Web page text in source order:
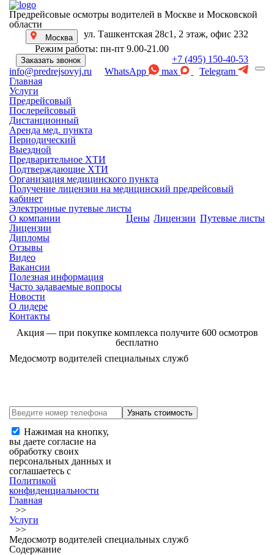
Предрейсовые осмотры водителей в Москве и Московской
области
Москва
ул. Ташкентская 28с1, 2 этаж, офис 232
Режим работы: пн-пт 9.00-21.00
Заказать звонок
info@predrejsovyj.ru
+7 (495) 150-40-53
WhatsApp
max
Telegram
Главная
Услуги
Предрейсовый
Послерейсовый
Дистанционный
Аренда мед. пункта
Периодический
Выездной
Предварительное ХТИ
Подтверждающие ХТИ
Организация медицинского пункта
Получение лицензии на медицинский предрейсовый
кабинет
Электронные путевые листы
О компании
Лицензии
Дипломы
Отзывы
Видео
Вакансии
Полезная информация
Часто задаваемые вопросы
Новости
О лидере
Цены Лицензии Путевые листы
Контакты
Акция— при покупке комплекса получите 600 осмотров
бесплатно
Медосмотр водителей специальных служб
Нажимая на кнопку,
вы даете согласие на
обработку своих
персональных данных и
соглашаетесь с
Политикой
конфиденциальности
Главная
>>
Услуги
>>
Медосмотр водителей специальных служб
Содержание